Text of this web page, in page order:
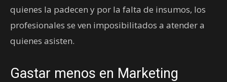
quienes la padecen y por la falta de insumos, los
profesionales se ven imposibilitados a atender a
quienes asisten.
Gastar menos en Marketing